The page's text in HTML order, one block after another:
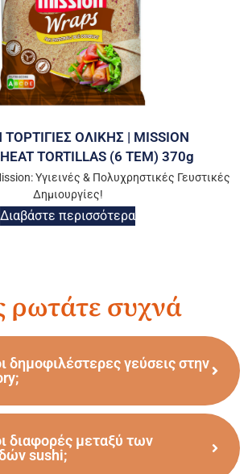
ΤΟΡΤΙΓΙΕΣ ΟΛΙΚΗΣ | MISSION
TORTILLAS (6 ΤΕΜ) 370g
Υγιεινές & Πολυχρηστικές Γευστικές
Δημιουργίες!
Διαβάστε περισσότερα
ρωτάτε συχνά
δημοφιλέστερες γεύσεις στην
διαφορές μεταξύ των
sushi;